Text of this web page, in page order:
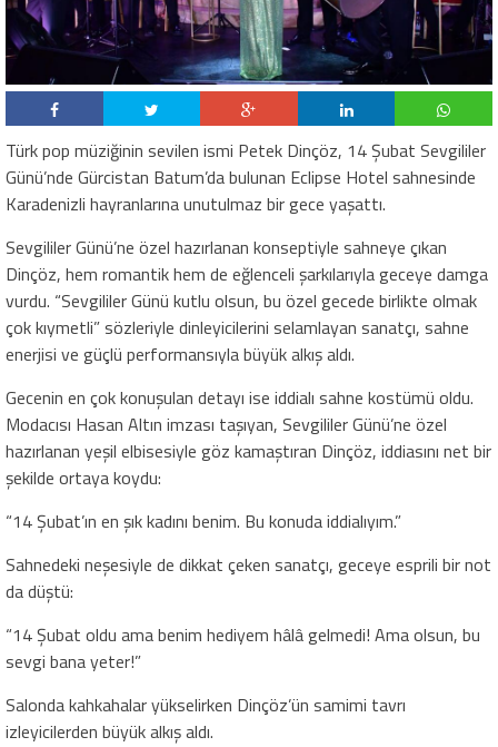
Türk pop müziğinin sevilen ismi Petek Dinçöz, 14 Şubat Sevgililer
Günü’nde Gürcistan Batum’da bulunan Eclipse Hotel sahnesinde
Karadenizli hayranlarına unutulmaz bir gece yaşattı.
Sevgililer Günü’ne özel hazırlanan konseptiyle sahneye çıkan
Dinçöz, hem romantik hem de eğlenceli şarkılarıyla geceye damga
vurdu. “Sevgililer Günü kutlu olsun, bu özel gecede birlikte olmak
çok kıymetli” sözleriyle dinleyicilerini selamlayan sanatçı, sahne
enerjisi ve güçlü performansıyla büyük alkış aldı.
Gecenin en çok konuşulan detayı ise iddialı sahne kostümü oldu.
Modacısı Hasan Altın imzası taşıyan, Sevgililer Günü’ne özel
hazırlanan yeşil elbisesiyle göz kamaştıran Dinçöz, iddiasını net bir
şekilde ortaya koydu:
“14 Şubat’ın en şık kadını benim. Bu konuda iddialıyım.”
Sahnedeki neşesiyle de dikkat çeken sanatçı, geceye esprili bir not
da düştü:
“14 Şubat oldu ama benim hediyem hâlâ gelmedi! Ama olsun, bu
sevgi bana yeter!”
Salonda kahkahalar yükselirken Dinçöz’ün samimi tavrı
izleyicilerden büyük alkış aldı.